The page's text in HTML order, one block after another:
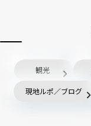
観光
現地ルポ／ブログ